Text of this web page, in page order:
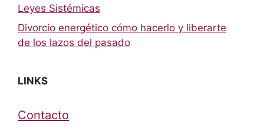
Leyes Sistémicas
Divorcio energético cómo hacerlo y liberarte
de los lazos del pasado
LINKS
Contacto